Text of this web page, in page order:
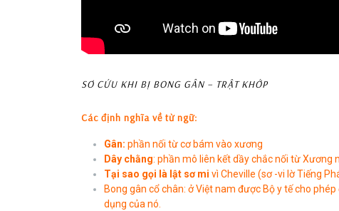
SƠ CỨU KHI BỊ BONG GÂN – TRẬT KHỚP
Các định nghĩa về từ ngữ:
Gân: phần nối từ cơ bám vào xương
Dây chằng: phần mô liên kết dầy chắc nối từ Xương
Tại sao gọi là lật sơ mi vì Cheville (sơ -vi lờ Tiếng
Bong gân cổ chân: ở Việt nam được Bộ y tế cho
dụng của nó.